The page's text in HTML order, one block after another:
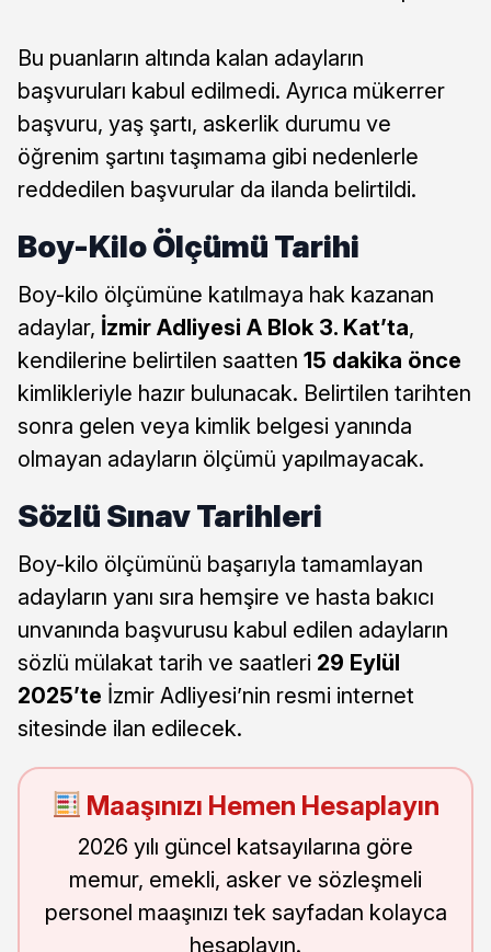
Bu puanların altında kalan adayların
başvuruları kabul edilmedi. Ayrıca mükerrer
başvuru, yaş şartı, askerlik durumu ve
öğrenim şartını taşımama gibi nedenlerle
reddedilen başvurular da ilanda belirtildi.
Boy-Kilo Ölçümü Tarihi
Boy-kilo ölçümüne katılmaya hak kazanan
adaylar, İzmir Adliyesi A Blok 3. Kat’ta,
kendilerine belirtilen saatten 15 dakika önce
kimlikleriyle hazır bulunacak. Belirtilen tarihten
sonra gelen veya kimlik belgesi yanında
olmayan adayların ölçümü yapılmayacak.
Sözlü Sınav Tarihleri
Boy-kilo ölçümünü başarıyla tamamlayan
adayların yanı sıra hemşire ve hasta bakıcı
unvanında başvurusu kabul edilen adayların
sözlü mülakat tarih ve saatleri 29 Eylül
2025’te İzmir Adliyesi’nin resmi internet
sitesinde ilan edilecek.
Maaşınızı Hemen Hesaplayın
2026 yılı güncel katsayılarına göre
memur, emekli, asker ve sözleşmeli
personel maaşınızı tek sayfadan kolayca
hesaplayın.